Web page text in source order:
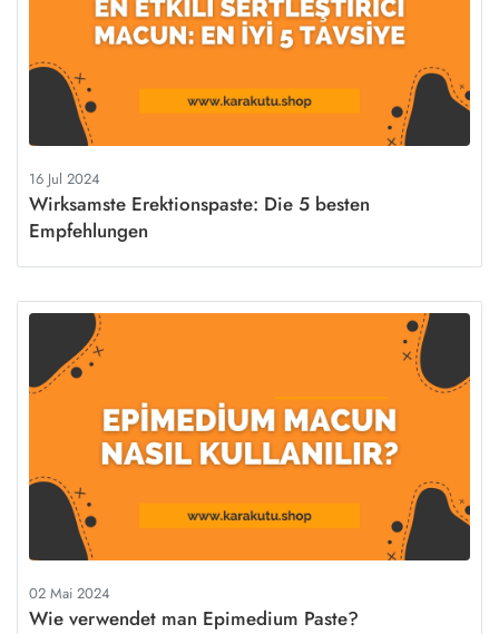
16 Jul 2024
Wirksamste Erektionspaste: Die 5 besten
Empfehlungen
02 Mai 2024
Wie verwendet man Epimedium Paste?